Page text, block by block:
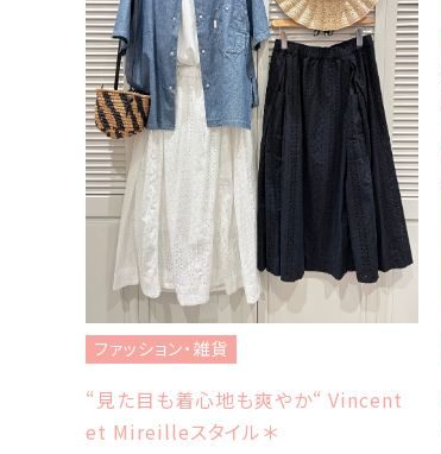
ファッション・雑貨
“見た目も着心地も爽やか“ Vincent
et Mireilleスタイル＊